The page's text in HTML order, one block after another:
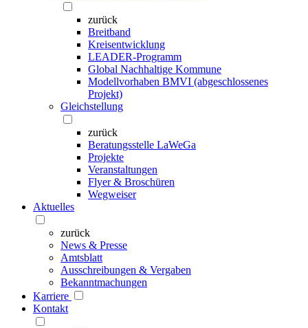
zurück
Breitband
Kreisentwicklung
LEADER-Programm
Global Nachhaltige Kommune
Modellvorhaben BMVI (abgeschlossenes
Projekt)
Gleichstellung
zurück
Beratungsstelle LaWeGa
Projekte
Veranstaltungen
Flyer & Broschüren
Wegweiser
Aktuelles
zurück
News & Presse
Amtsblatt
Ausschreibungen & Vergaben
Bekanntmachungen
Karriere
Kontakt